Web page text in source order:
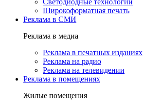
Светодиодные технологии
Широкоформатная печать
Реклама в СМИ
Реклама в медиа
Реклама в печатных изданиях
Реклама на радио
Реклама на телевидении
Реклама в помещениях
Жилые помещения